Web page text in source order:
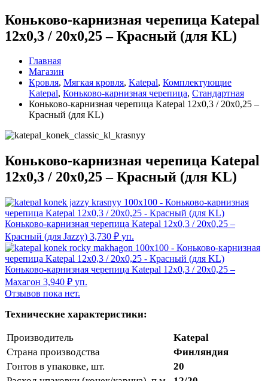
Коньково-карнизная черепица Katepal
12х0,3 / 20х0,25 – Красный (для KL)
Главная
Магазин
Кровля, Мягкая кровля, Katepal, Комплектующие
Katepal, Коньково-карнизная черепица, Стандартная
Коньково-карнизная черепица Katepal 12х0,3 / 20х0,25 –
Красный (для KL)
Коньково-карнизная черепица Katepal
12х0,3 / 20х0,25 – Красный (для KL)
Коньково-карнизная черепица Katepal 12х0,3 / 20х0,25 –
Красный (для Jazzy) 3,730 ₽ уп.
Коньково-карнизная черепица Katepal 12х0,3 / 20х0,25 –
Махагон 3,940 ₽ уп.
Отзывов пока нет.
Технические характеристики:
Производитель
Katepal
Страна производства
Финляндия
Гонтов в упаковке, шт.
20